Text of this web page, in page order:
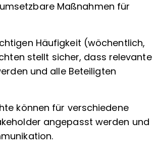
Maßnahmen für
Häufigkeit (wöchentlich,
stellt sicher, dass relevante
und alle Beteiligten
können für verschiedene
angepasst werden und